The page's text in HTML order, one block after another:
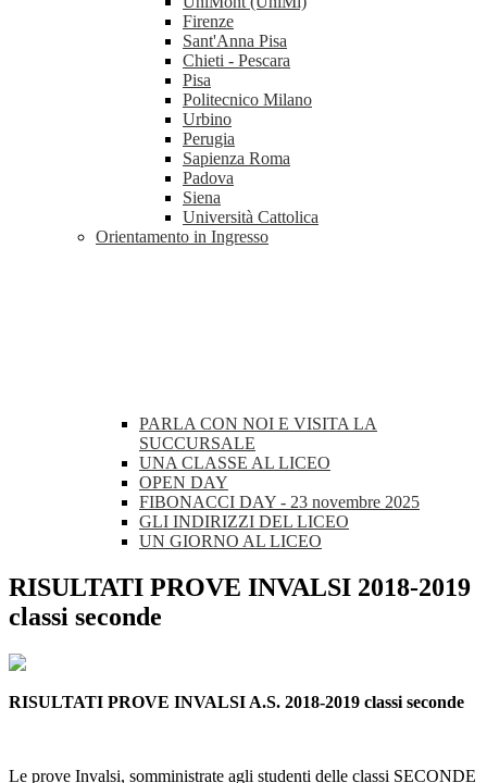
Firenze
Sant'Anna Pisa
Chieti - Pescara
Pisa
Politecnico Milano
Urbino
Perugia
Sapienza Roma
Padova
Siena
Università Cattolica
Orientamento in Ingresso
PARLA CON NOI E VISITA LA
SUCCURSALE
UNA CLASSE AL LICEO
OPEN DAY
FIBONACCI DAY - 23 novembre 2025
GLI INDIRIZZI DEL LICEO
UN GIORNO AL LICEO
RISULTATI PROVE INVALSI 2018-2019
classi seconde
RISULTATI PROVE INVALSI A.S. 2018-2019 classi seconde
Le prove Invalsi, somministrate agli studenti delle classi SECONDE